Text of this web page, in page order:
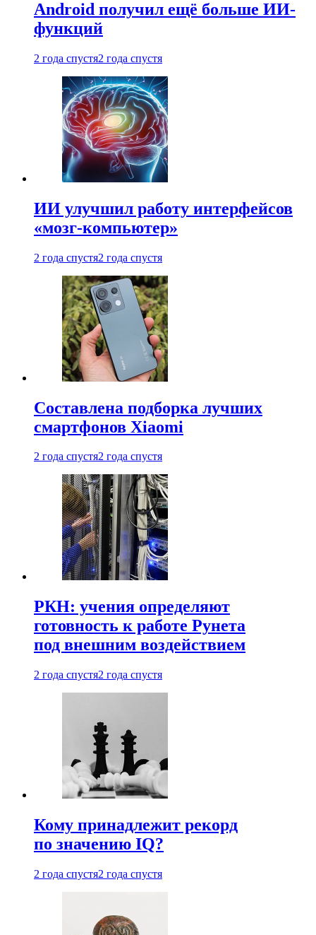
Android получил ещё больше ИИ-
функций
2 года спустя2 года спустя
ИИ улучшил работу интерфейсов
«мозг-компьютер»
2 года спустя2 года спустя
Составлена подборка лучших
смартфонов Xiaomi
2 года спустя2 года спустя
РКН: учения определяют
готовность к работе Рунета
под внешним воздействием
2 года спустя2 года спустя
Кому принадлежит рекорд
по значению IQ?
2 года спустя2 года спустя